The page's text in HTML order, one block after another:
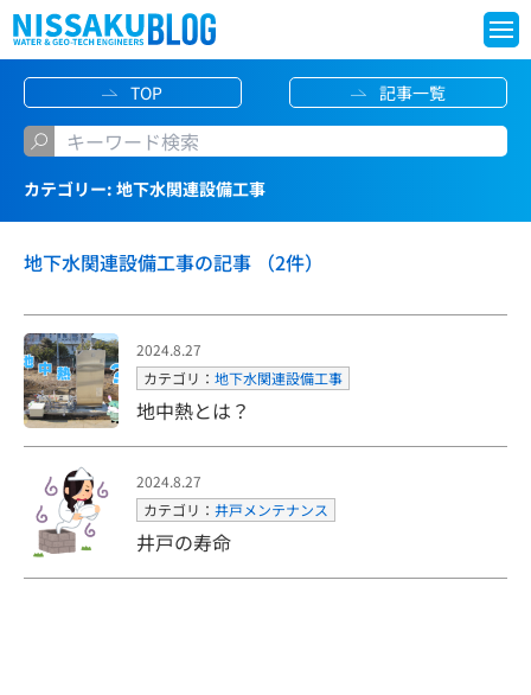
カテゴリー: 地下水関連設備工事
TOP 記事一覧
地下水関連設備工事の記事 （2件）
2024.8.27
カテゴリ： 地下水関連設備工事
地中熱とは？
2024.8.27
カテゴリ： 井戸メンテナンス
井戸の寿命